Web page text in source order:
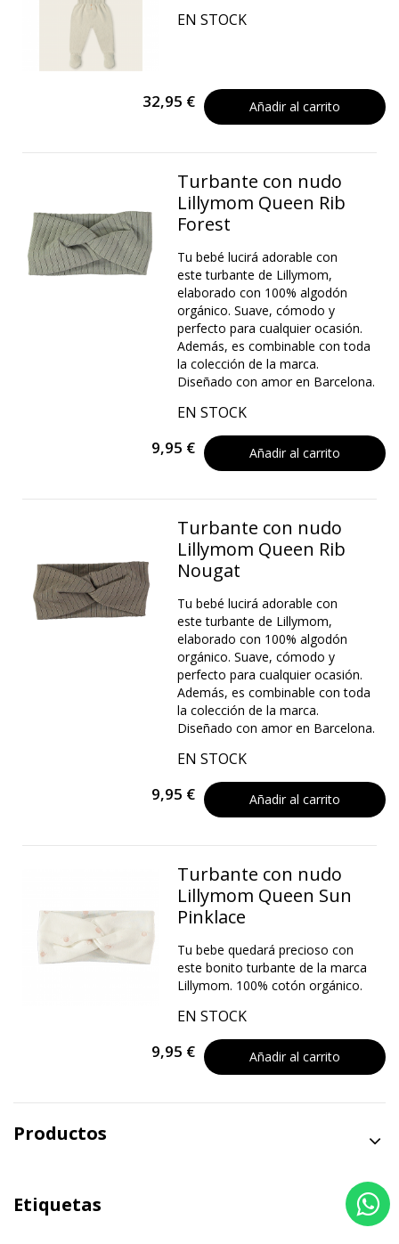
EN STOCK
32,95 € Añadir al carrito
Turbante con nudo
Lillymom Queen Rib
Forest
Tu bebé lucirá adorable con
este turbante de Lillymom,
elaborado con 100% algodón
orgánico. Suave, cómodo y
perfecto para cualquier ocasión.
Además, es combinable con toda
la colección de la marca.
Diseñado con amor en Barcelona.
EN STOCK
9,95 € Añadir al carrito
Turbante con nudo
Lillymom Queen Rib
Nougat
Tu bebé lucirá adorable con
este turbante de Lillymom,
elaborado con 100% algodón
orgánico. Suave, cómodo y
perfecto para cualquier ocasión.
Además, es combinable con toda
la colección de la marca.
Diseñado con amor en Barcelona.
EN STOCK
9,95 € Añadir al carrito
Turbante con nudo
Lillymom Queen Sun
Pinklace
Tu bebe quedará precioso con
este bonito turbante de la marca
Lillymom. 100% cotón orgánico.
EN STOCK
9,95 € Añadir al carrito
Productos
Etiquetas